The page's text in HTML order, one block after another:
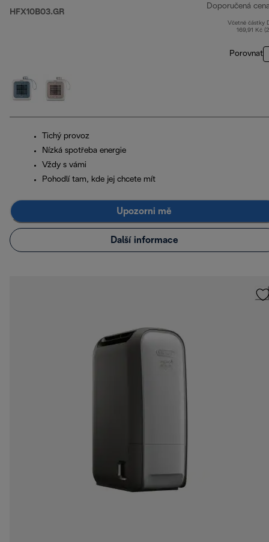
HFX10B03.GR
Doporučená
Včetně částky
169,91 Kč
Porovnat
Tichý provoz
Nízká spotřeba energie
Vždy s vámi
Pohodlí tam, kde jej chcete mít
Upozorni mě
Další informace